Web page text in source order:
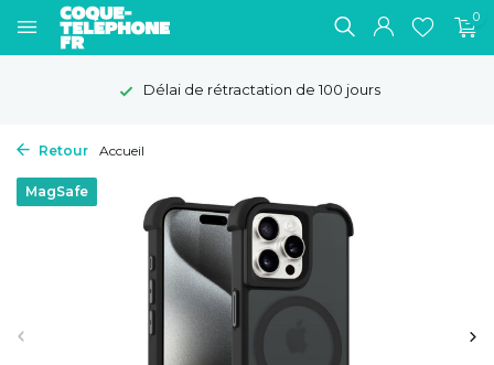
0
Délai de rétractation de 100 jours
Retour Accueil
MagSafe